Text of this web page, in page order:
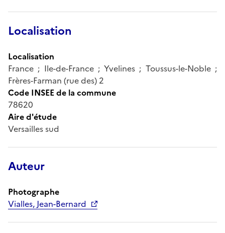
Localisation
Localisation
France ; Ile-de-France ; Yvelines ; Toussus-le-Noble ;
Frères-Farman (rue des) 2
Code INSEE de la commune
78620
Aire d'étude
Versailles sud
Auteur
Photographe
Vialles, Jean-Bernard